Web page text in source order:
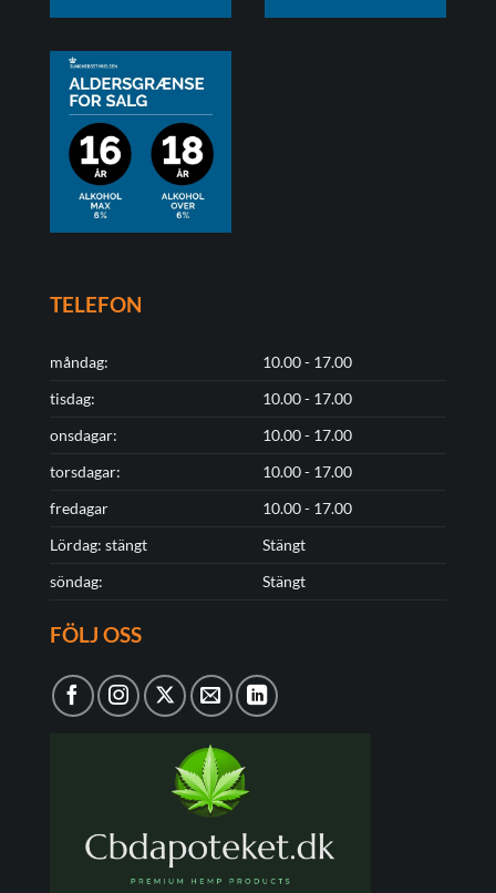
TELEFON
måndag:
10.00 - 17.00
tisdag:
10.00 - 17.00
onsdagar:
10.00 - 17.00
torsdagar:
10.00 - 17.00
fredagar
10.00 - 17.00
Lördag: stängt
Stängt
söndag:
Stängt
FÖLJ OSS